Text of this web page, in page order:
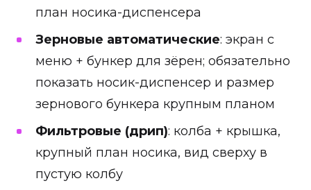
план носика-диспенсера
Зерновые автоматические: экран с
меню + бункер для зёрен; обязательно
показать носик-диспенсер и размер
зернового бункера крупным планом
Фильтровые (дрип): колба + крышка,
крупный план носика, вид сверху в
пустую колбу